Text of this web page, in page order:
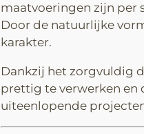
maatvoeringen zijn per
Door de natuurlijke
karakter.
Dankzij het zorgvuldig
prettig te verwerken en
uiteenlopende